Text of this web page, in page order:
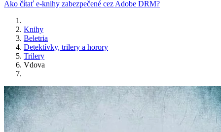
Ako čítať e-knihy zabezpečené cez Adobe DRM?
Knihy
Beletria
Detektívky, trilery a horory
Trilery
Vdova